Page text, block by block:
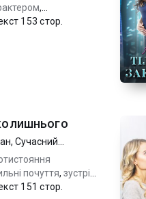
,
адекватний герой
Повний текст 153 стор.
, Сучасний
почуття, зустріч
,яскраві
Повний текст 151 стор.